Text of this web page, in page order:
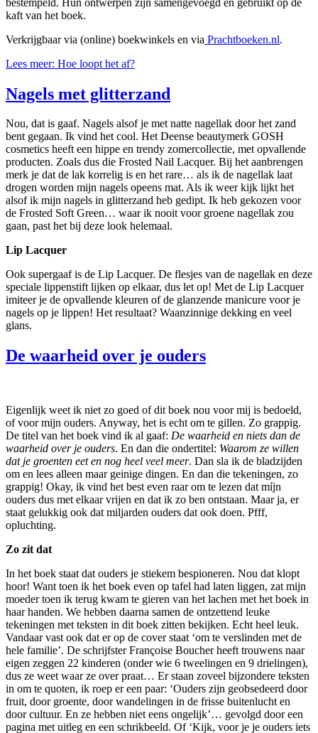
kaft van het boek.
Verkrijgbaar via (online) boekwinkels en via Prachtboeken.nl.
Lees meer: Hoe loopt het af?
Nagels met glitterzand
Nou, dat is gaaf. Nagels alsof je met natte nagellak door het zand
bent gegaan. Ik vind het cool. Het Deense beautymerk GOSH
cosmetics heeft een hippe en trendy zomercollectie, met opvallende
producten. Zoals dus die Frosted Nail Lacquer. Bij het aanbrengen
merk je dat de lak korrelig is en het rare… als ik de nagellak laat
drogen worden mijn nagels opeens mat. Als ik weer kijk lijkt het
alsof ik mijn nagels in glitterzand heb gedipt. Ik heb gekozen voor
de Frosted Soft Green… waar ik nooit voor groene nagellak zou
gaan, past het bij deze look helemaal.
Lip Lacquer
Ook supergaaf is de Lip Lacquer. De flesjes van de nagellak en deze
speciale lippenstift lijken op elkaar, dus let op! Met de Lip Lacquer
imiteer je de opvallende kleuren of de glanzende manicure voor je
nagels op je lippen! Het resultaat? Waanzinnige dekking en veel
glans.
De waarheid over je ouders
Eigenlijk weet ik niet zo goed of dit boek nou voor mij is bedoeld,
of voor mijn ouders. Anyway, het is echt om te gillen. Zo grappig.
De titel van het boek vind ik al gaaf: De waarheid en niets dan de
waarheid over je ouders. En dan die ondertitel: Waarom ze willen
dat je groenten eet en nog heel veel meer. Dan sla ik de bladzijden
om en lees alleen maar geinige dingen. En dan die tekeningen, zo
grappig! Okay, ik vind het best even raar om te lezen dat míjn
ouders dus met elkaar vrijen en dat ik zo ben ontstaan. Maar ja, er
staat gelukkig ook dat miljarden ouders dat ook doen. Pfff,
opluchting.
Zo zit dat
In het boek staat dat ouders je stiekem bespioneren. Nou dat klopt
hoor! Want toen ik het boek even op tafel had laten liggen, zat mijn
moeder toen ik terug kwam te gieren van het lachen met het boek in
haar handen. We hebben daarna samen de ontzettend leuke
tekeningen met teksten in dit boek zitten bekijken. Echt heel leuk.
Vandaar vast ook dat er op de cover staat ‘om te verslinden met de
hele familie’. De schrijfster Françoise Boucher heeft trouwens naar
eigen zeggen 22 kinderen (onder wie 6 tweelingen en 9 drielingen),
dus ze weet waar ze over praat… Er staan zoveel bijzondere teksten
in om te quoten, ik roep er een paar: ‘Ouders zijn geobsedeerd door
fruit, door groente, door wandelingen in de frisse buitenlucht en
door cultuur. En ze hebben niet eens ongelijk’… gevolgd door een
pagina met uitleg en een schrikbeeld. Of ‘Kijk, voor je je ouders iets